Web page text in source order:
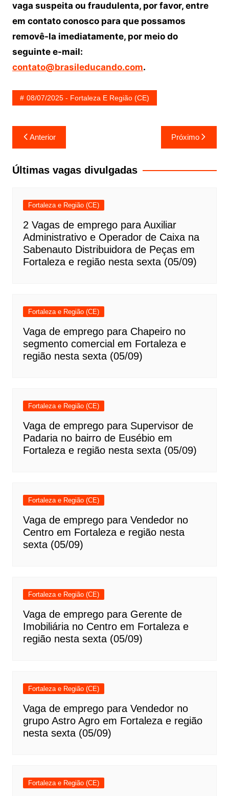
vaga suspeita ou fraudulenta, por favor, entre
em contato conosco para que possamos
removê-la imediatamente, por meio do
seguinte e-mail:
contato@brasileducando.com.
08/07/2025 - Fortaleza E Região (CE)
Navegação
de
Post
Anterior Próximo
Últimas vagas divulgadas
Fortaleza e Região (CE)
2 Vagas de emprego para Auxiliar
Administrativo e Operador de Caixa na
Sabenauto Distribuidora de Peças em
Fortaleza e região nesta sexta (05/09)
Fortaleza e Região (CE)
Vaga de emprego para Chapeiro no
segmento comercial em Fortaleza e
região nesta sexta (05/09)
Fortaleza e Região (CE)
Vaga de emprego para Supervisor de
Padaria no bairro de Eusébio em
Fortaleza e região nesta sexta (05/09)
Fortaleza e Região (CE)
Vaga de emprego para Vendedor no
Centro em Fortaleza e região nesta
sexta (05/09)
Fortaleza e Região (CE)
Vaga de emprego para Gerente de
Imobiliária no Centro em Fortaleza e
região nesta sexta (05/09)
Fortaleza e Região (CE)
Vaga de emprego para Vendedor no
grupo Astro Agro em Fortaleza e região
nesta sexta (05/09)
Fortaleza e Região (CE)